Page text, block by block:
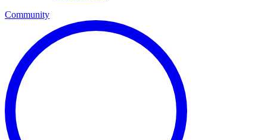
Community